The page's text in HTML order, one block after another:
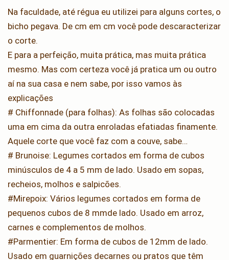
Na faculdade, até régua eu utilizei para alguns cortes, o
bicho pegava. De cm em cm você pode descaracterizar
o corte.
E para a perfeição, muita prática, mas muita prática
mesmo. Mas com certeza você já pratica um ou outro
aí na sua casa e nem sabe, por isso vamos às
explicações
# Chiffonnade (para folhas): As folhas são colocadas
uma em cima da outra enroladas efatiadas finamente.
Aquele corte que você faz com a couve, sabe…
# Brunoise: Legumes cortados em forma de cubos
minúsculos de 4 a 5 mm de lado. Usado em sopas,
recheios, molhos e salpicões.
#Mirepoix: Vários legumes cortados em forma de
pequenos cubos de 8 mmde lado. Usado em arroz,
carnes e complementos de molhos.
#Parmentier: Em forma de cubos de 12mm de lado.
Usado em guarnições decarnes ou pratos que têm